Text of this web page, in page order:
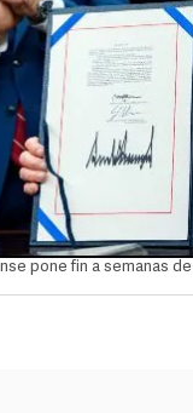
pone fin a semanas